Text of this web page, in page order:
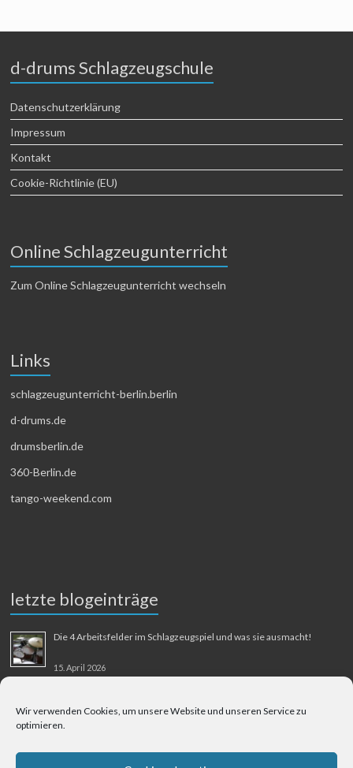
Wir verwenden Cookies, um unsere Website und unseren Service zu
optimieren.
d-drums Schlagzeugschule
Datenschutzerklärung
Impressum
Kontakt
Cookie-Richtlinie (EU)
Online Schlagzeugunterricht
Zum Online Schlagzeugunterricht wechseln
Links
schlagzeugunterricht-berlin.berlin
d-drums.de
drumsberlin.de
360-Berlin.de
tango-weekend.com
letzte blogeinträge
Die 4 Arbeitsfelder im Schlagzeugspiel und was sie ausmacht!
15. April 2026
31. August 2025
Berliner Flughafen Tegel – Berlin-Bangkok